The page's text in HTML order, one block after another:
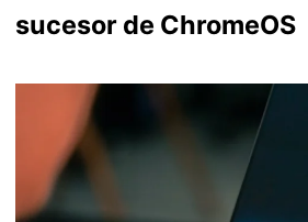
sucesor de ChromeOS